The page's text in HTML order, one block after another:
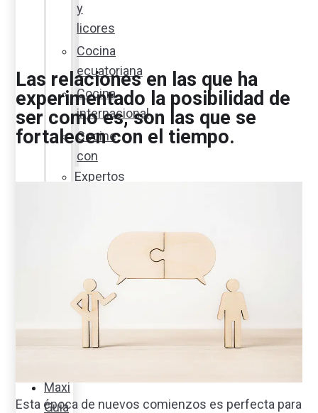
y
licores
Cocina
ecuatoriana
Cocina
internacional
Cocine
con
Expertos
Ambiente
Favorita
en
acción
Corporativo
Maxi
Guía
Las relaciones en las que ha
experimentado la posibilidad de
ser como es, son las que se
fortalecen con el tiempo.
Esta época de nuevos comienzos es perfecta para